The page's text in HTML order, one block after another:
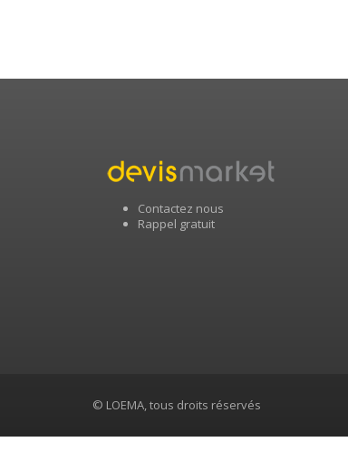
Contactez nous
Rappel gratuit
© LOEMA, tous droits réservés